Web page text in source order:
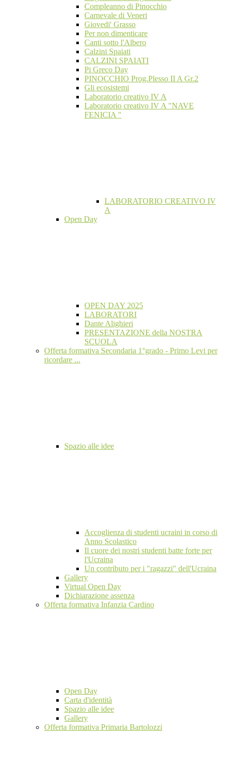
Compleanno di Pinocchio
Carnevale di Veneri
Giovedi' Grasso
Per non dimenticare
Canti sotto l'Albero
Calzini Spaiati
CALZINI SPAIATI
Pi Greco Day
PINOCCHIO Prog.Plesso II A Gr.2
Gli ecosistemi
Laboratorio creativo IV A
Laboratorio creativo IV A "NAVE
FENICIA "
LABORATORIO CREATIVO IV
A
Open Day
OPEN DAY 2025
LABORATORI
Dante Alighieri
PRESENTAZIONE della NOSTRA
SCUOLA
Offerta formativa Secondaria 1°grado - Primo Levi per
ricordare ...
Spazio alle idee
Accoglienza di studenti ucraini in corso di
Anno Scolastico
Il cuore dei nostri studenti batte forte per
l'Ucraina
Un contributo per i "ragazzi" dell'Ucraina
Gallery
Virtual Open Day
Dichiarazione assenza
Offerta formativa Infanzia Cardino
Open Day
Carta d'identità
Spazio alle idee
Gallery
Offerta formativa Primaria Bartolozzi